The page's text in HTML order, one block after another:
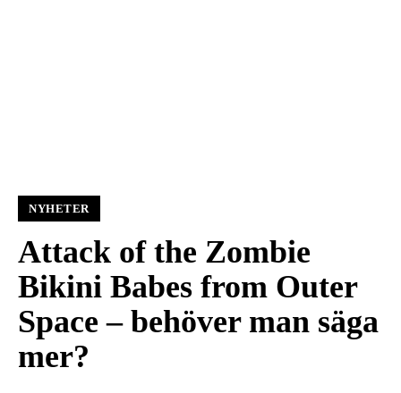
NYHETER
Attack of the Zombie
Bikini Babes from Outer
Space – behöver man säga
mer?